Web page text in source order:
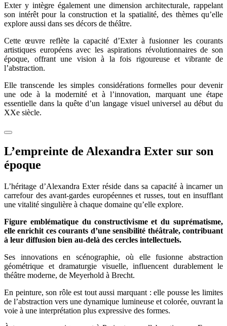
Exter y intègre également une dimension architecturale, rappelant
son intérêt pour la construction et la spatialité, des thèmes qu’elle
explore aussi dans ses décors de théâtre.
Cette œuvre reflète la capacité d’Exter à fusionner les courants
artistiques européens avec les aspirations révolutionnaires de son
époque, offrant une vision à la fois rigoureuse et vibrante de
l’abstraction.
Elle transcende les simples considérations formelles pour devenir
une ode à la modernité et à l’innovation, marquant une étape
essentielle dans la quête d’un langage visuel universel au début du
XXe siècle.
L’empreinte de Alexandra Exter sur son
époque
L’héritage d’Alexandra Exter réside dans sa capacité à incarner un
carrefour des avant-gardes européennes et russes, tout en insufflant
une vitalité singulière à chaque domaine qu’elle explore.
Figure emblématique du constructivisme et du suprématisme,
elle enrichit ces courants d’une sensibilité théâtrale, contribuant
à leur diffusion bien au-delà des cercles intellectuels.
Ses innovations en scénographie, où elle fusionne abstraction
géométrique et dramaturgie visuelle, influencent durablement le
théâtre moderne, de Meyerhold à Brecht.
En peinture, son rôle est tout aussi marquant : elle pousse les limites
de l’abstraction vers une dynamique lumineuse et colorée, ouvrant la
voie à une interprétation plus expressive des formes.